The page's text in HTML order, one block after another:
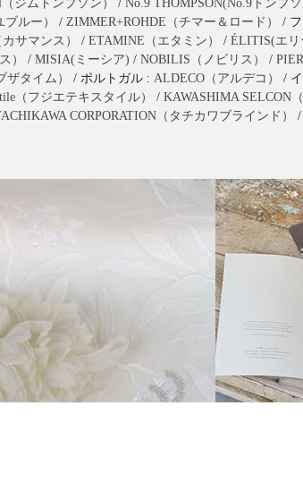
ジムトンプソン） / No.9 THOMPSON(No.9トンプ
ルー） / ZIMMER+ROHDE（チマー＆ロード） /
サマンス） / ETAMINE（エタミン） / ÉLITIS(エリ
）
/ MISIA(ミーシア) / NOBILIS（ノビリス） /
タイム） / ポルトガル : ALDECO（アルデコ） /
（フジエテキスタイル） / KAWASHIMA SELCON
CORPORATION（タチカワブラインド） /